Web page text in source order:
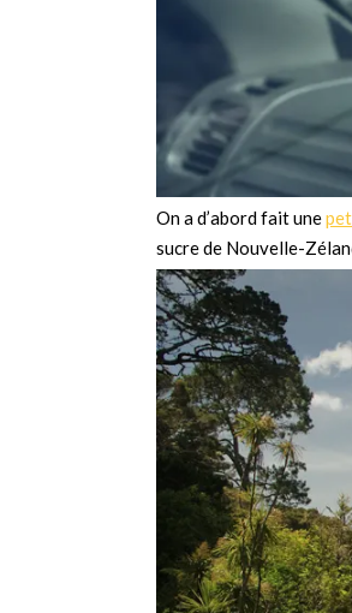
On a d’abord fait une
sucre de Nouvelle-